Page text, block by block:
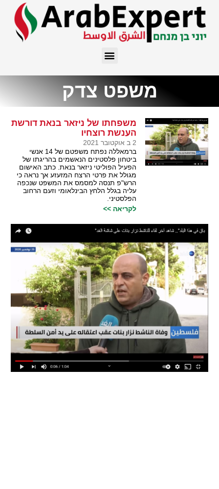
משפט צדק
משפחתו של ניזאר בנאת דורשת
הענשת רוצחיו
2 ב אוקטובר 2021
ברמאללה נפתח משפטם של 14 אנשי
ביטחון פלסטינים הנאשמים בהריגתו של
הפעיל הפוליטי ניזאר בנאת. כתב האישום
מגולל את פרטי הרצח המזעזע אך נראה כי
הרש"פ תנסה למסמס את המשפט שנכפה
עליה בגלל הלחץ הבינלאומי וזעם הרחוב
הפלסטיני.
לקריאה >>